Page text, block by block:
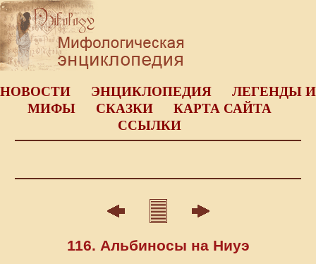
НОВОСТИ ЭНЦИКЛОПЕДИЯ
ЛЕГЕНДЫ И
МИФЫ
СКАЗКИ
КАРТА САЙТА
ССЫЛКИ
116. Альбиносы на Ниуэ